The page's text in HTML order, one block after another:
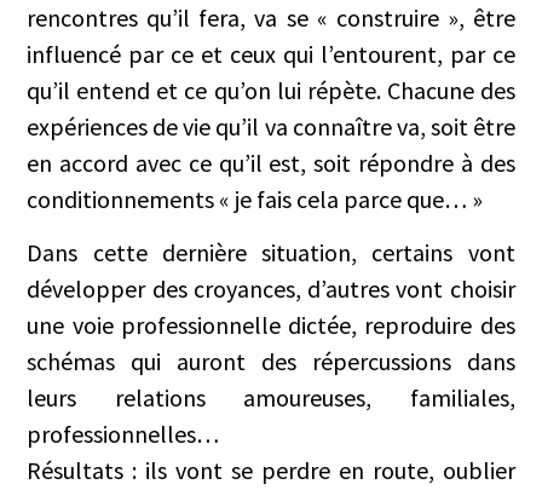
rencontres qu’il fera, va se « construire », être
influencé par ce et ceux qui l’entourent, par ce
qu’il entend et ce qu’on lui répète. Chacune des
expériences de vie qu’il va connaître va, soit être
en accord avec ce qu’il est, soit répondre à des
conditionnements « je fais cela parce que… »
Dans cette dernière situation, certains vont
développer des croyances, d’autres vont choisir
une voie professionnelle dictée, reproduire des
schémas qui auront des répercussions dans
leurs relations amoureuses, familiales,
professionnelles…
Résultats : ils vont se perdre en route, oublier